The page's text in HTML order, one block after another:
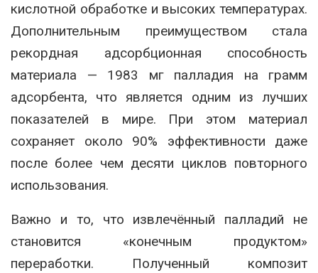
кислотной обработке и высоких температурах.
Дополнительным преимуществом стала
рекордная адсорбционная способность
материала — 1983 мг палладия на грамм
адсорбента, что является одним из лучших
показателей в мире. При этом материал
сохраняет около 90% эффективности даже
после более чем десяти циклов повторного
использования.
Важно и то, что извлечённый палладий не
становится «конечным продуктом»
переработки. Полученный композит